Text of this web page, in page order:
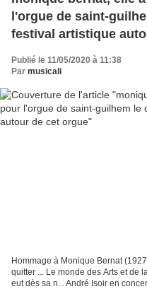
l'orgue de saint-
festival artistique
Publié le 11/05/2020 à 11:38
Par musicali
Hommage à Monique Bernat
quitter ... Le monde des Arts et de
eut dès sa n... André Isoir en